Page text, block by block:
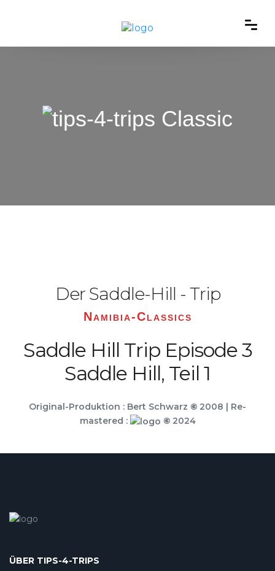
Der Saddle-Hill - Trip
Namibia-Classics
Saddle Hill Trip Episode 3
Saddle Hill, Teil 1
Original-Produktion : Bert Schwarz © 2008 | Re-
mastered :
©2024
ÜBER TIPS-4-TRIPS